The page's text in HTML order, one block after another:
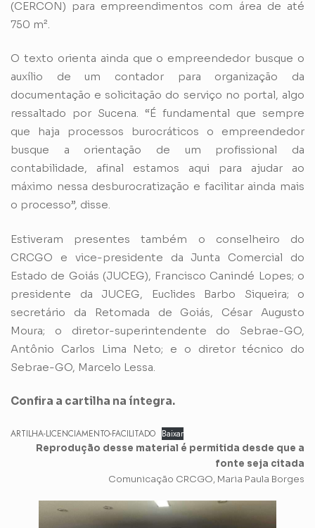
(CERCON) para empreendimentos com área de até
750 m².
O texto orienta ainda que o empreendedor busque o
auxílio de um contador para organização da
documentação e solicitação do serviço no portal, algo
ressaltado por Sucena. “É fundamental que sempre
que haja processos burocráticos o empreendedor
busque a orientação de um profissional da
contabilidade, afinal estamos aqui para ajudar ao
máximo nessa desburocratização e facilitar ainda mais
o processo”, disse.
Estiveram presentes também o conselheiro do
CRCGO e vice-presidente da Junta Comercial do
Estado de Goiás (JUCEG), Francisco Canindé Lopes; o
presidente da JUCEG, Euclides Barbo Siqueira; o
secretário da Retomada de Goiás, César Augusto
Moura; o diretor-superintendente do Sebrae-GO,
Antônio Carlos Lima Neto; e o diretor técnico do
Sebrae-GO, Marcelo Lessa.
Confira a cartilha na íntegra.
ARTILHA-LICENCIAMENTO-FACILITADO Baixar
Reprodução desse material é permitida desde que a
fonte seja citada
Comunicação CRCGO, Maria Paula Borges